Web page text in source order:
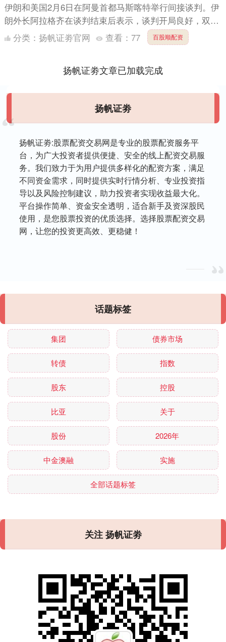
伊朗和美国2月6日在阿曼首都马斯喀特举行间接谈判。伊
朗外长阿拉格齐在谈判结束后表示，谈判开局良好，双方
已就继续谈判达成共识。而相对“低调”、少有相关消息发
出的美....
分类： 扬帆证劵官网 查看： 77 百股顺配资
扬帆证劵文章已加载完成
扬帆证劵
扬帆证劵:股票配资交易网是专业的股票配资服务平
台，为广大投资者提供便捷、安全的线上配资交易服
务。我们致力于为用户提供多样化的配资方案，满足
不同资金需求，同时提供实时行情分析、专业投资指
导以及风险控制建议，助力投资者实现收益最大化。
平台操作简单、资金安全透明，适合新手及资深股民
使用，是您股票投资的优质选择。选择股票配资交易
网，让您的投资更高效、更稳健！
话题标签
集团 债券市场
转债 指数
股东 控股
比亚 关于
股份 2026年
中金澳融 实施
全部话题标签
关注 扬帆证劵